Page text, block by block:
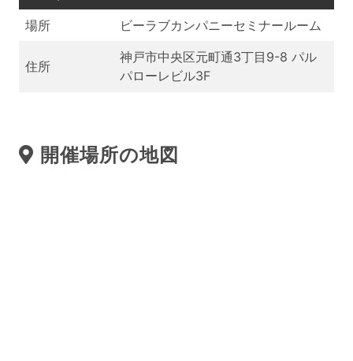
場所
ビーラブカンパニーセミナールーム
住所
神戸市中央区元町通3丁目9-8 パル
パローレビル3F
開催場所の地図